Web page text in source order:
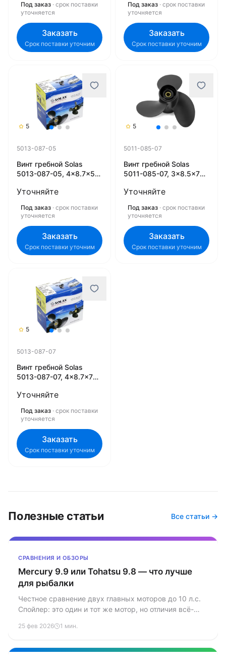
Под заказ · срок поставки
уточняется
Заказать
Срок поставки уточним
Под заказ · срок поставки
уточняется
Заказать
Срок поставки уточним
5
5013-087-05
Винт гребной Solas
5013-087-05, 4x8.7x5
Уточняйте
Под заказ · срок поставки
уточняется
Заказать
Срок поставки уточним
5
5011-085-07
Винт гребной Solas
5011-085-07, 3x8.5x7
Уточняйте
Под заказ · срок поставки
уточняется
Заказать
Срок поставки уточним
5
5013-087-07
Винт гребной Solas
5013-087-07, 4x8.7x7
Уточняйте
Под заказ · срок поставки
уточняется
Заказать
Срок поставки уточним
Полезные статьи Все статьи →
СРАВНЕНИЯ И ОБЗОРЫ
Mercury 9.9 или Tohatsu 9.8 — что лучше
для рыбалки
Честное сравнение двух главных моторов до 10 л.с.
Спойлер: это один и тот же мотор, но отличия всё-
25 фев 2026 1 мин.